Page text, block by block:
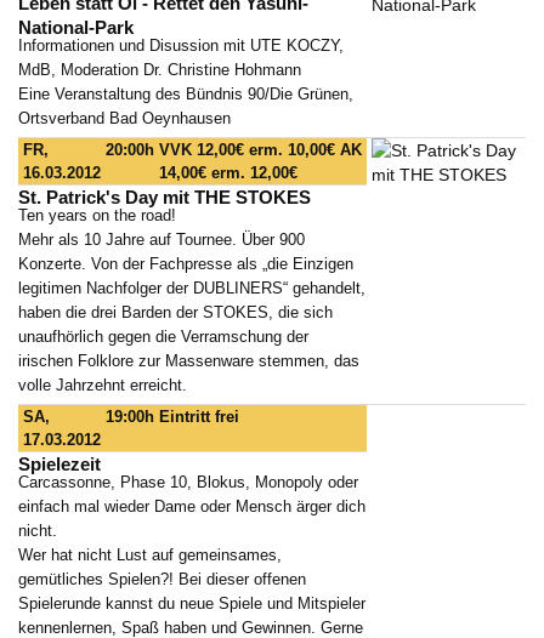
National-Park
Informationen und Disussion mit UTE KOCZY,
MdB, Moderation Dr. Christine Hohmann
Eine Veranstaltung des Bündnis 90/Die Grünen,
Ortsverband Bad Oeynhausen
FR,
16.03.2012
20:00h VVK 12,00€ erm. 10,00€ AK
14,00€ erm. 12,00€
St. Patrick's Day mit THE STOKES
Ten years on the road!
Mehr als 10 Jahre auf Tournee. Über 900
Konzerte. Von der Fachpresse als „die Einzigen
legitimen Nachfolger der DUBLINERS“ gehandelt,
haben die drei Barden der STOKES, die sich
unaufhörlich gegen die Verramschung der
irischen Folklore zur Massenware stemmen, das
volle Jahrzehnt erreicht.
SA,
17.03.2012
19:00h Eintritt frei
Spielezeit
Carcassonne, Phase 10, Blokus, Monopoly oder
einfach mal wieder Dame oder Mensch ärger dich
nicht.
Wer hat nicht Lust auf gemeinsames,
gemütliches Spielen?! Bei dieser offenen
Spielerunde kannst du neue Spiele und Mitspieler
kennenlernen, Spaß haben und Gewinnen. Gerne